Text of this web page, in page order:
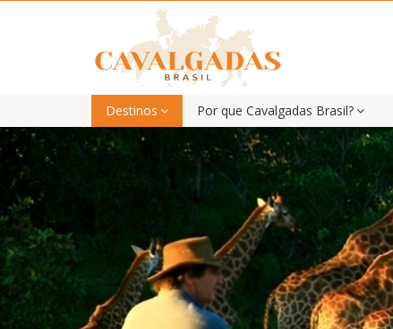
Destinos Por que Cavalgadas Brasil?